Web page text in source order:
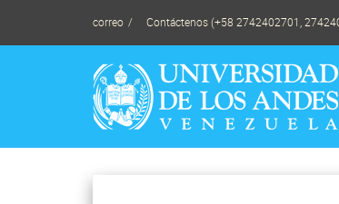
content
correo Contáctenos (+58 2742402701,